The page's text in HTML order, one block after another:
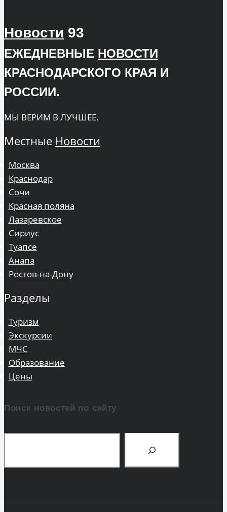
Новости 93
ЕЖЕДНЕВНЫЕ НОВОСТИ
КРАСНОДАРСКОГО КРАЯ И
РОССИИ.
МЫ ВЕРИМ В ЛУЧШЕЕ.
Местные Новости
Москва
Краснодар
Сочи
Красная поляна
Лазаревское
Сириус
Туапсе
Анапа
Ростов-на-Дону
Разделы
Туризм
Экскурсии
МЧС
Образование
Цены
Поиск новостей по сайту